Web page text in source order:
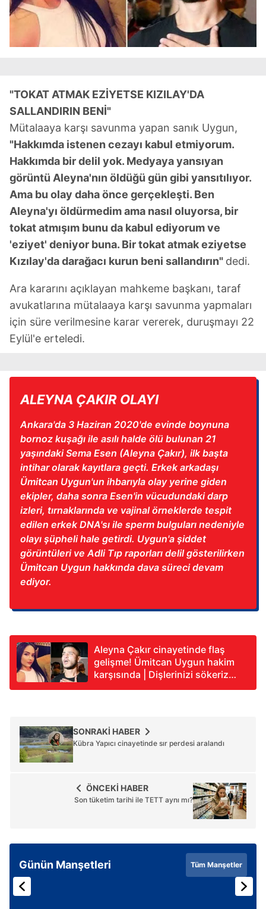
"TOKAT ATMAK EZİYETSE KIZILAY'DA
SALLANDIRIN BENİ"
Mütalaaya karşı savunma yapan sanık Uygun,
"Hakkımda istenen cezayı kabul etmiyorum.
Hakkımda bir delil yok. Medyaya yansıyan
görüntü Aleyna'nın öldüğü gün gibi yansıtılıyor.
Ama bu olay daha önce gerçekleşti. Ben
Aleyna'yı öldürmedim ama nasıl oluyorsa, bir
tokat atmışım bunu da kabul ediyorum ve
'eziyet' deniyor buna. Bir tokat atmak eziyetse
Kızılay'da darağacı kurun beni sallandırın" dedi.
Ara kararını açıklayan mahkeme başkanı, taraf
avukatlarına mütalaaya karşı savunma yapmaları
için süre verilmesine karar vererek, duruşmayı 22
Eylül'e erteledi.
ALEYNA ÇAKIR OLAYI
Ankara'da 3 Haziran 2020'de evinde boynuna
bornoz kuşağı ile asılı halde ölü bulunan 21
yaşındaki Sema Esen (Aleyna Çakır), ilk başta
intihar olarak kayıtlara geçti. Erkek arkadaşı
Ümitcan Uygun'un ihbarıyla olay yerine giden
ekipler, daha sonra Esen'in vücudundaki darp
izleri, tırnaklarında ve vajinal örneklerde tespit
edilen erkek DNA'sı ile sperm bulguları nedeniyle
olayı şüpheli hale getirdi. Uygun'a şiddet
görüntüleri ve Adli Tıp raporları delil gösterilirken
Ümitcan Uygun hakkında dava süreci devam
ediyor.
Aleyna Çakır cinayetinde flaş
gelişme! Ümitcan Uygun hakim
karşısında | Dişlerinizi sökeriz
tehdidi
SONRAKİ HABER
Kübra Yapıcı cinayetinde sır perdesi aralandı
ÖNCEKİ HABER
Son tüketim tarihi ile TETT aynı mı?
Günün Manşetleri Tüm Manşetler